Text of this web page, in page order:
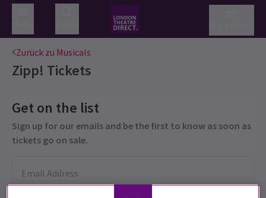
Zurück zu Musicals
Zipp! Tickets
Get on the list
Sign up for our emails and be the first to know as soon as
tickets go on sale.